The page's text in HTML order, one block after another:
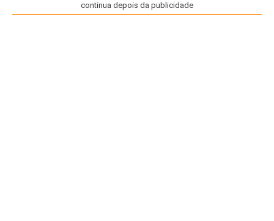
continua depois da publicidade